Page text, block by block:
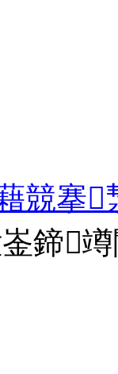
競搴
鍗